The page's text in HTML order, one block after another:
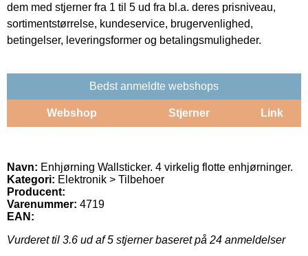
dem med stjerner fra 1 til 5 ud fra bl.a. deres prisniveau,
sortimentstørrelse, kundeservice, brugervenlighed,
betingelser, leveringsformer og betalingsmuligheder.
Bedst anmeldte webshops
Webshop Stjerner Link
Navn: Enhjørning Wallsticker. 4 virkelig flotte enhjørninger.
Kategori: Elektronik > Tilbehoer
Producent:
Varenummer: 4719
EAN:
Vurderet til 3.6 ud af 5 stjerner baseret på 24 anmeldelser